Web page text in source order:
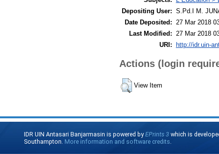
Depositing User: S.Pd.I M.
Date Deposited:
27 Mar 2018
Last Modified:
27 Mar 2018
URI: http://idr.uin-
Actions (login
View Item
IDR UIN Antasari Banjarmasin is powered byEPrints 3 which is
Southampton. More information and software credits.